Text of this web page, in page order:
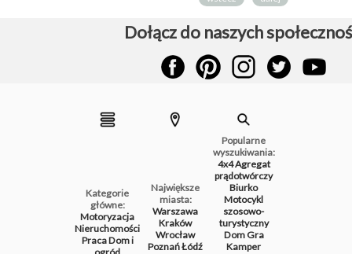
Dołącz do naszych
Kategorie
główne:
Motoryzacja
Nieruchomości
PracaDom i
Największe
miasta:
Warszawa
Kraków
Wrocław
PoznańŁódź
Popularne
wyszukiwania:
4x4Agregat
prądotwórczy
Biurko
Motocykl
szosowo-
turystyczny
DomGra
Kamper